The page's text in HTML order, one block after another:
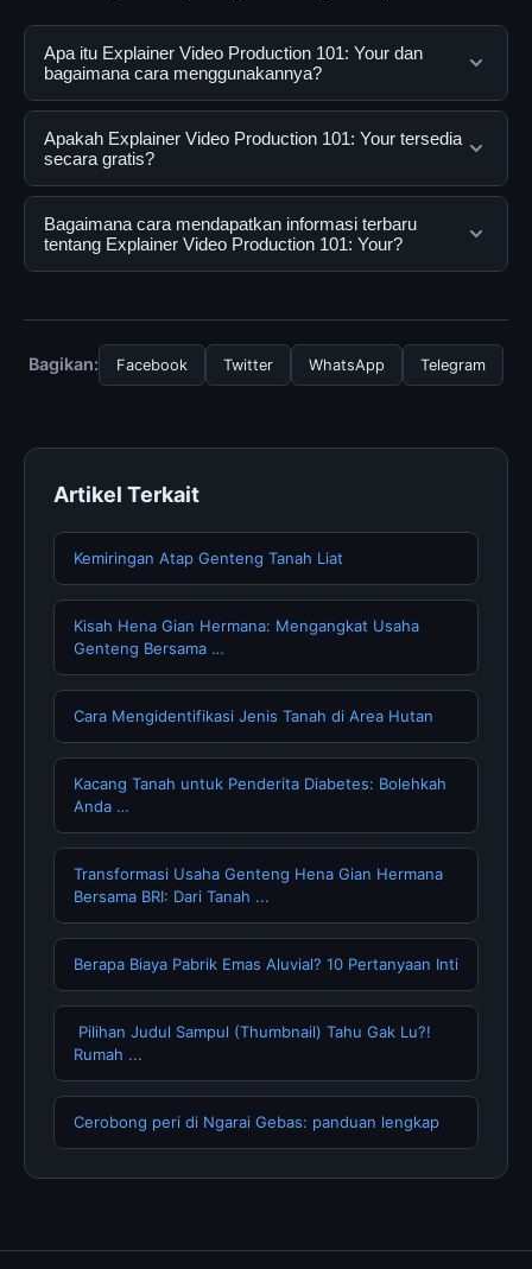
Apa itu Explainer Video Production 101: Your dan
bagaimana cara menggunakannya?
Explainer Video Production 101: Your adalah layanan
digital yang dirancang untuk membantu pengguna
mendapatkan informasi lengkap dan terpercaya. Anda
dapat menggunakannya dengan mengunjungi situs
resmi dan mengikuti panduan yang tersedia.
Apakah Explainer Video Production 101: Your tersedia
secara gratis?
Ya, Explainer Video Production 101: Your dapat diakses
secara gratis oleh semua pengguna. Tidak ada biaya
tersembunyi atau langganan yang diperlukan untuk
Bagaimana cara mendapatkan informasi terbaru
tentang Explainer Video Production 101: Your?
halaman resmi kami secara berkala. Kami selalu
memperbarui konten dengan informasi terkini dan
Bagikan: Facebook Twitter WhatsApp Telegram
Artikel Terkait
Kemiringan Atap Genteng Tanah Liat
Kisah Hena Gian Hermana: Mengangkat Usaha
Genteng Bersama …
Cara Mengidentifikasi Jenis Tanah di Area Hutan
Kacang Tanah untuk Penderita Diabetes: Bolehkah
Anda …
Transformasi Usaha Genteng Hena Gian Hermana
Bersama BRI: Dari Tanah ...
Berapa Biaya Pabrik Emas Aluvial? 10 Pertanyaan Inti
️ Pilihan Judul Sampul (Thumbnail) Tahu Gak Lu?!
Rumah ...
Cerobong peri di Ngarai Gebas: panduan lengkap